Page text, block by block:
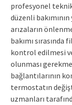
profesyonel
düzenli
arızaların
bakımı
kontrol edilmesi
olunması
bağlantılarının
termostatın
uzmanları